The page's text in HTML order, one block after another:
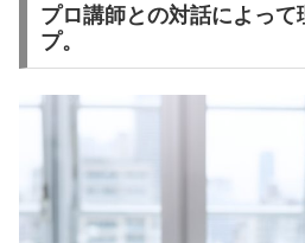
プロ講師との対話によって
プ。